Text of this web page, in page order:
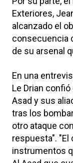
Exteriores,
alcanzado el
consecuencia
de su arsenal
En una
Le Drian confió
Asad y sus
tras los
otro ataque
respuesta".
instrumentos